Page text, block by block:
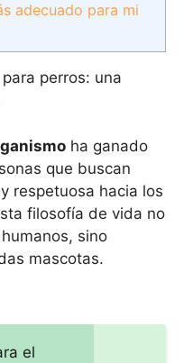
adecuado para mi
perros: una
ha ganado
que buscan
respetuosa hacia los
filosofía de vida no
sino
mascotas.
el